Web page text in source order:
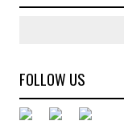
FOLLOW US